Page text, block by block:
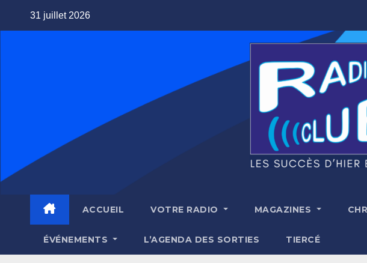
31 juillet 2026
ACCUEIL VOTRE RADIO MAGAZINES
ÉVÉNEMENTS L’AGENDA DES SORTIES TIERCÉ